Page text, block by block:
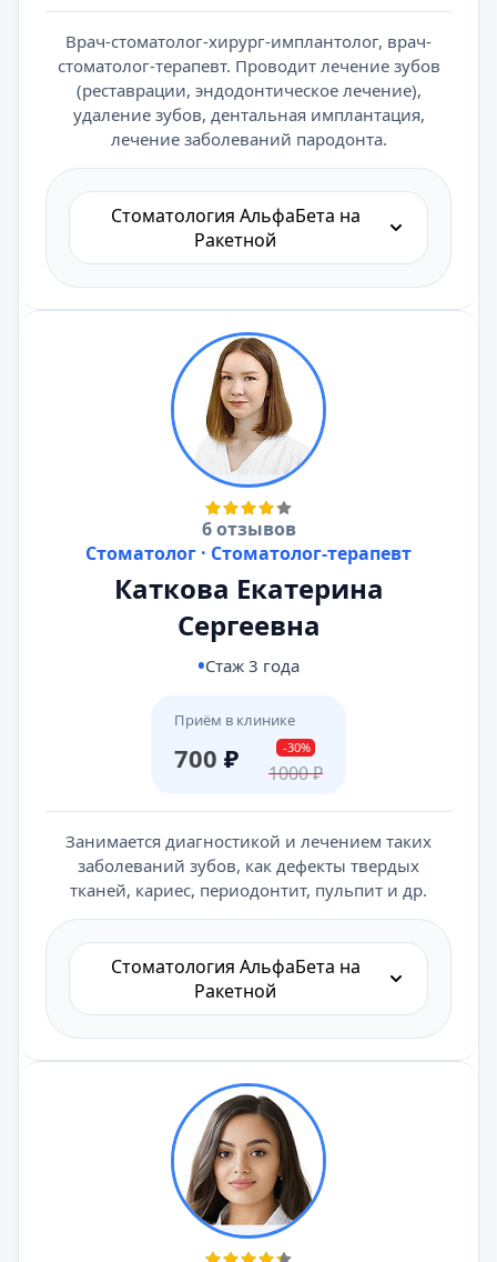
Врач-стоматолог-хирург-имплантолог, врач-
стоматолог-терапевт. Проводит лечение зубов
(реставрации, эндодонтическое лечение),
удаление зубов, дентальная имплантация,
лечение заболеваний пародонта.
Стоматология АльфаБета на
Ракетной
6 отзывов
Стоматолог · Стоматолог-терапевт
Каткова Екатерина
Сергеевна
Стаж 3 года
Приём в клинике
700 ₽ -30%
1000₽
Занимается диагностикой и лечением таких
заболеваний зубов, как дефекты твердых
тканей, кариес, периодонтит, пульпит и др.
Стоматология АльфаБета на
Ракетной